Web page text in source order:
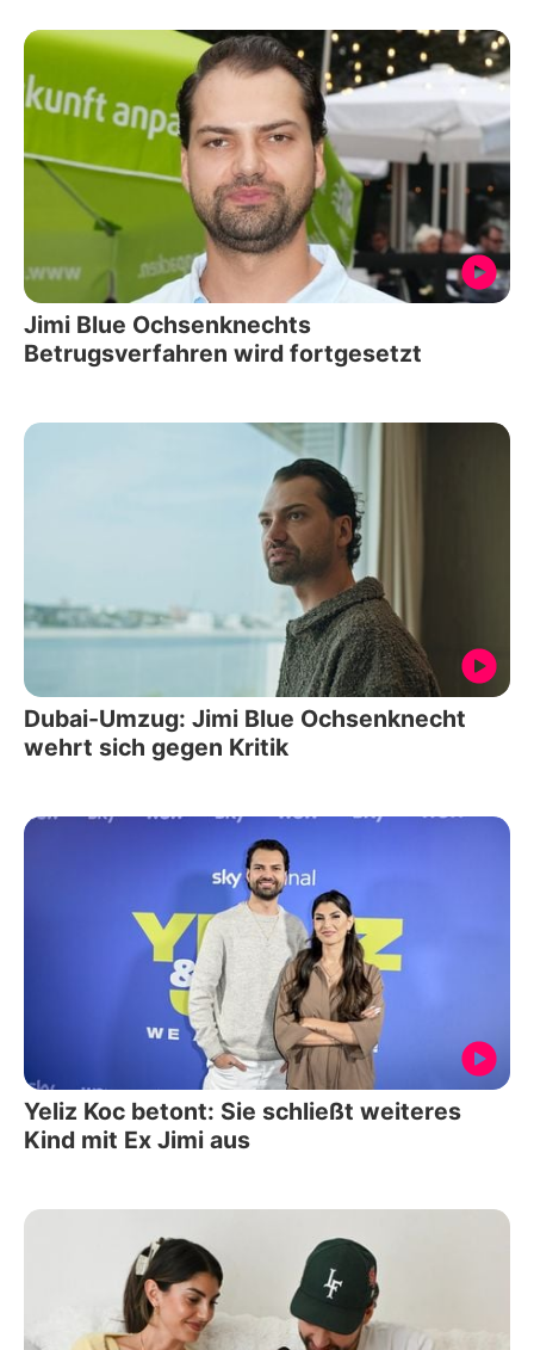
Jimi Blue Ochsenknechts
Betrugsverfahren wird fortgesetzt
Dubai-Umzug: Jimi Blue Ochsenknecht
wehrt sich gegen Kritik
Yeliz Koc betont: Sie schließt weiteres
Kind mit Ex Jimi aus